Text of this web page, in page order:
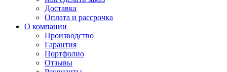
Доставка
Оплата и рассрочка
О компании
Производство
Гарантия
Портфолио
Отзывы